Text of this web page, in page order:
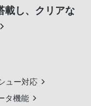
載し、クリアな
ュー対応
タ機能